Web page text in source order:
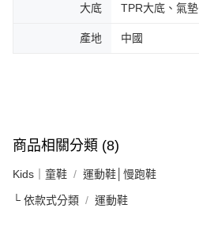
大底 TPR大底、氣墊
產地 中國
商品相關分類 (8)
Kids｜童鞋 運動鞋│慢跑鞋
└ 依款式分類 運動鞋